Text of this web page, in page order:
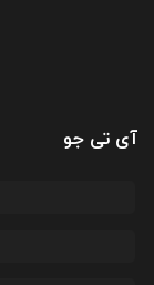
آی تی جو